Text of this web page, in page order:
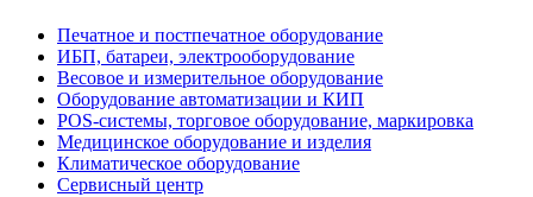
Печатное и постпечатное оборудование
ИБП, батареи, электрооборудование
Весовое и измерительное оборудование
Оборудование автоматизации и КИП
POS-системы, торговое оборудование, маркировка
Медицинское оборудование и изделия
Климатическое оборудование
Сервисный центр